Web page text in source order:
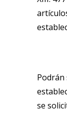
Podrán
se